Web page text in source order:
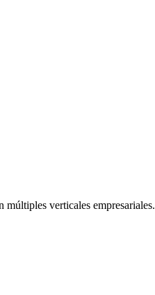
verticales empresariales.